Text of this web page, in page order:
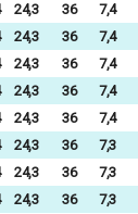
24,3 36
7,4
24,3 36
7,4
24,3 36
7,4
24,3 36
7,4
24,3 36
7,4
24,3 36
7,3
24,3 36
7,3
24,3 36
7,3